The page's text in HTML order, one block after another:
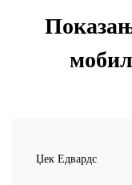
Џек Едвардс